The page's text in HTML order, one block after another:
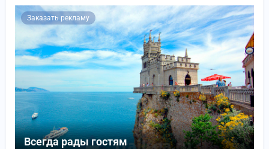
Заказать рекламу
Всегда рады гостям